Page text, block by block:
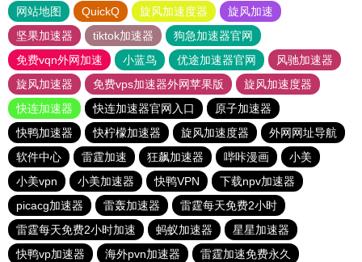
网站地图 QuickQ 旋风加速度器
旋风加速
坚果加速器
tiktok加速器
狗急加速器官网
免费vqn外网加速
小蓝鸟 优途加速器官网
风驰加速器
旋风加速器
免费vps加速器外网苹果版
旋风加速度器
快连加速器
快连加速器官网入口
原子加速器
快鸭加速器
快柠檬加速器 旋风加速度器
外网网址导航
软件中心
雷霆加速 狂飙加速器 哔咔漫画
小美
小美vpn
小美加速器 快鸭VPN
下载npv加速器
picacg加速器
雷轰加速器
雷霆每天免费2小时
雷霆每天免费2小时加速
蚂蚁加速器
星星加速器
快鸭vp加速器
海外pvn加速器
雷霆加速免费永久